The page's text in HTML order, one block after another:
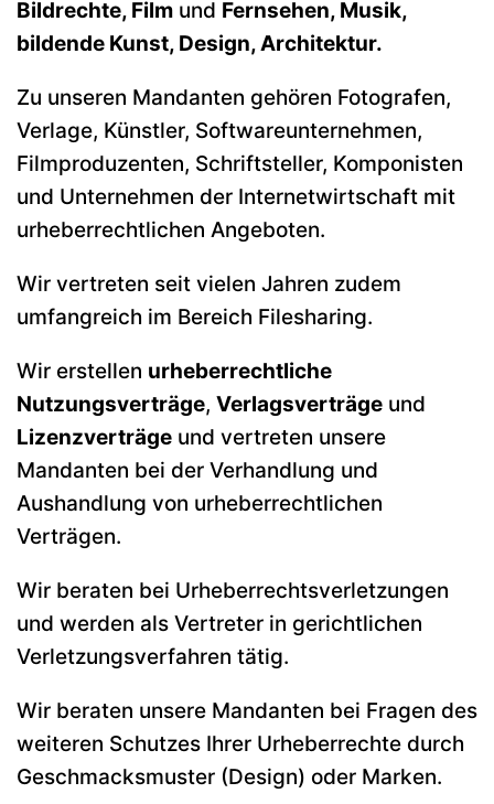
Bildrechte, Film und Fernsehen, Musik,
bildende Kunst, Design, Architektur.
Zu unseren Mandanten gehören Fotografen,
Verlage, Künstler, Softwareunternehmen,
Filmproduzenten, Schriftsteller, Komponisten
und Unternehmen der Internetwirtschaft mit
urheberrechtlichen Angeboten.
Wir vertreten seit vielen Jahren zudem
umfangreich im Bereich Filesharing.
Wir erstellen urheberrechtliche
Nutzungsverträge, Verlagsverträge und
Lizenzverträge und vertreten unsere
Mandanten bei der Verhandlung und
Aushandlung von urheberrechtlichen
Verträgen.
Wir beraten bei Urheberrechtsverletzungen
und werden als Vertreter in gerichtlichen
Verletzungsverfahren tätig.
Wir beraten unsere Mandanten bei Fragen des
weiteren Schutzes Ihrer Urheberrechte durch
Geschmacksmuster (Design) oder Marken.